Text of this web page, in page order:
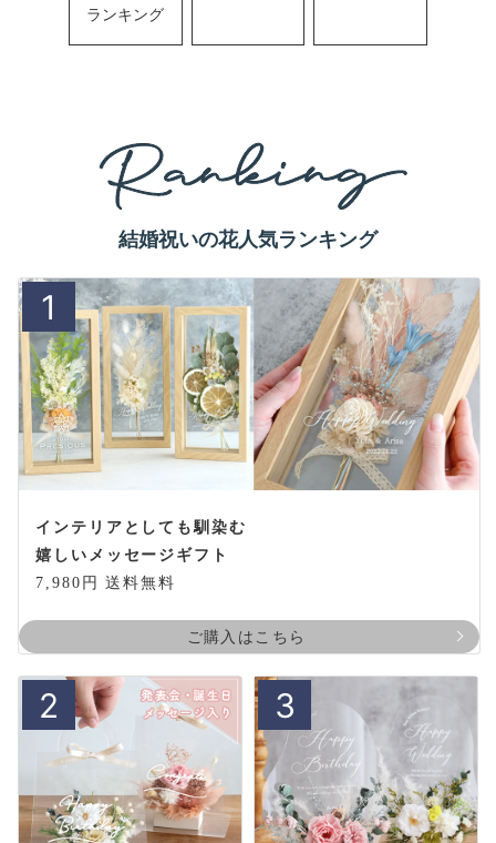
ランキング
結婚祝いの花人気ランキング
1
インテリアとしても馴染む
嬉しいメッセージギフト
7,980円 送料無料
ご購入はこちら
2 3